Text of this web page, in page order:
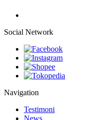
Social Network
Navigation
Testimoni
News